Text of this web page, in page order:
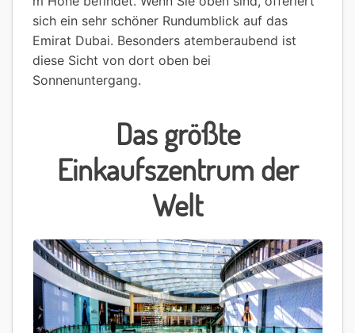
sich ein sehr schöner Rundumblick auf das
Emirat Dubai. Besonders atemberaubend ist
diese Sicht von dort oben bei
Sonnenuntergang.
Das größte
Einkaufszentrum der
Welt